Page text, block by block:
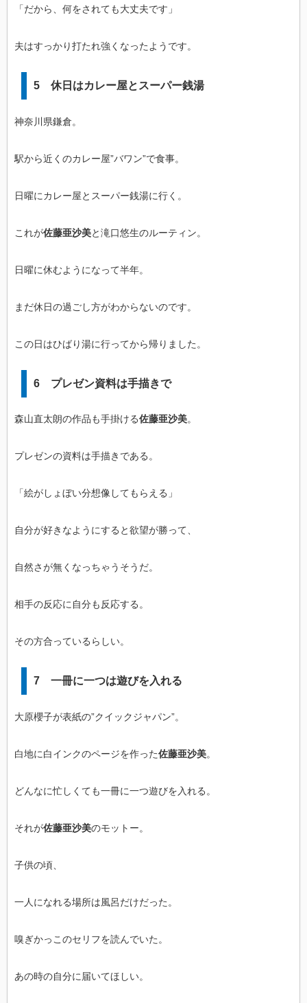
「だから、何をされても大丈夫です」
夫はすっかり打たれ強くなったようです。
5 休日はカレー屋とスーパー銭湯
神奈川県鎌倉。
駅から近くのカレー屋”バワン”で食事。
日曜にカレー屋とスーパー銭湯に行く。
これが佐藤亜沙美と滝口悠生のルーティン。
日曜に休むようになって半年。
まだ休日の過ごし方がわからないのです。
この日はひばり湯に行ってから帰りました。
6 プレゼン資料は手描きで
森山直太朗の作品も手掛ける佐藤亜沙美。
プレゼンの資料は手描きである。
「絵がしょぼい分想像してもらえる」
自分が好きなようにすると欲望が勝って、
自然さが無くなっちゃうそうだ。
相手の反応に自分も反応する。
その方合っているらしい。
7 一冊に一つは遊びを入れる
大原櫻子が表紙の”クイックジャパン”。
白地に白インクのページを作った佐藤亜沙美。
どんなに忙しくても一冊に一つ遊びを入れる。
それが佐藤亜沙美のモットー。
子供の頃、
一人になれる場所は風呂だけだった。
嗅ぎかっこのセリフを読んでいた。
あの時の自分に届いてほしい。